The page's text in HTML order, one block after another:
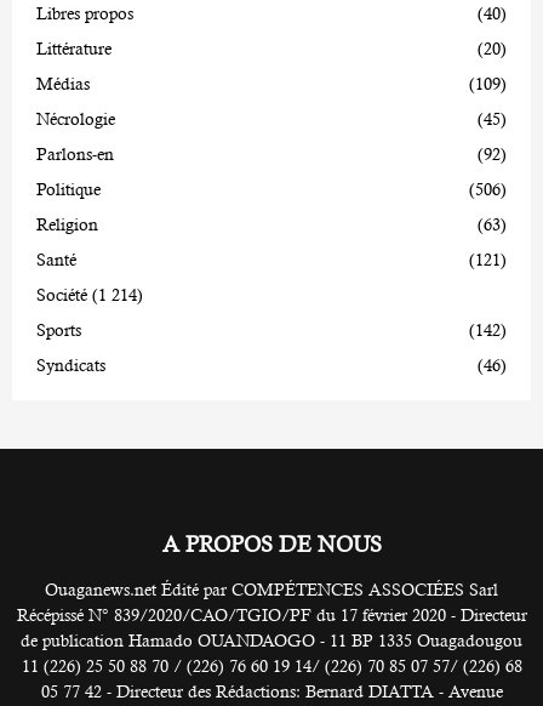
Libres propos
(40)
Littérature
(20)
Médias
(109)
Nécrologie
(45)
Parlons-en
(92)
Politique
(506)
Religion
(63)
Santé
(121)
Société (1 214)
Sports
(142)
Syndicats
(46)
A PROPOS DE NOUS
Ouaganews.net Édité par COMPÉTENCES ASSOCIÉES Sarl
Récépissé N° 839/2020/CAO/TGIO/PF du 17 février 2020 - Directeur
de publication Hamado OUANDAOGO - 11 BP 1335 Ouagadougou
11 (226) 25 50 88 70 / (226) 76 60 19 14/ (226) 70 85 07 57/ (226) 68
05 77 42 - Directeur des Rédactions: Bernard DIATTA - Avenue